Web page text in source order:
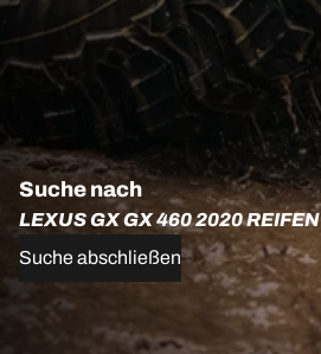
Suche nach
LEXUS GX GX 460 2020 REIFEN
Suche abschließen